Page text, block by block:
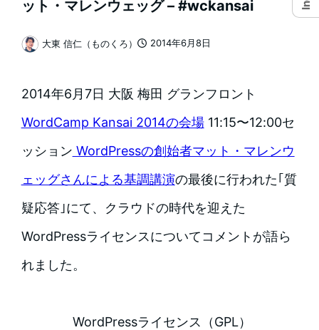
ット・マレンウェッグ – #wckansai
2014年6月8日
著
大東 信仁（ものくろ）
2014年6月7日 大阪 梅田 グランフロント
WordCamp Kansai 2014の会場11:15〜12:00セ
ッション WordPressの創始者マット・マレンウ
ェッグさんによる基調講演の最後に行われた｢質
疑応答｣にて、クラウドの時代を迎えた
WordPressライセンスについてコメントが語ら
れました。
WordPressライセンス（GPL）